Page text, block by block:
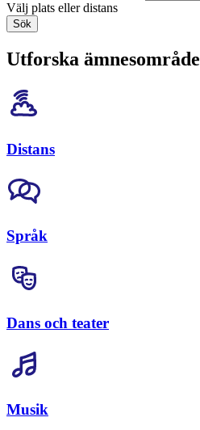
Välj plats eller distans
Sök
Utforska ämnesområde
Distans
Språk
Dans och teater
Musik